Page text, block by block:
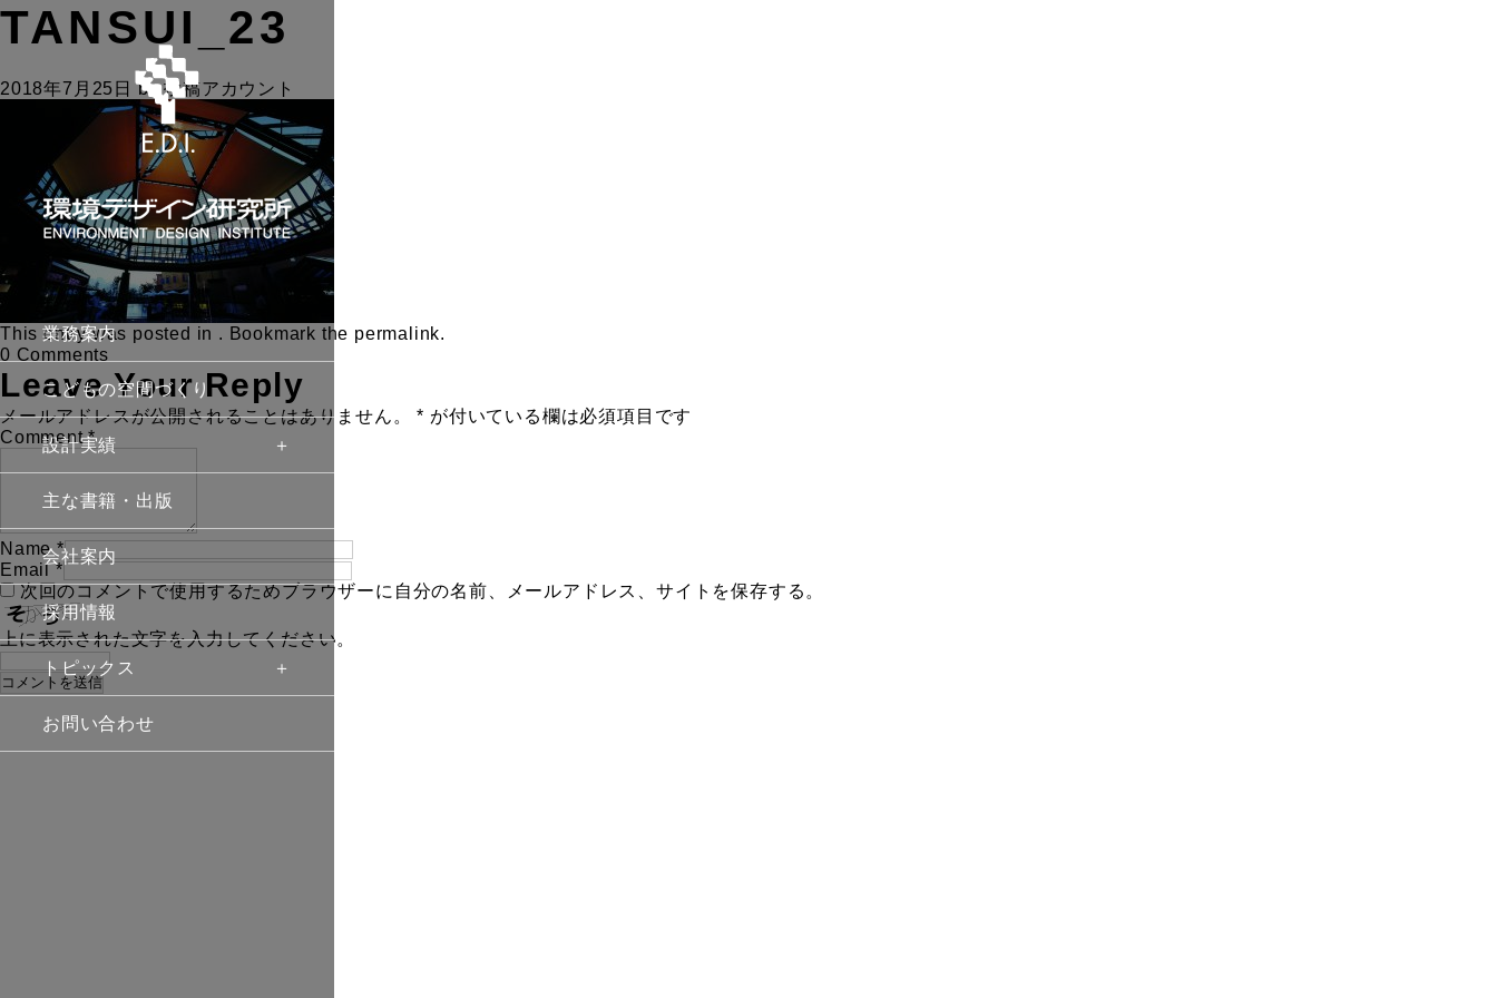
業務案内
こどもの空間づくり
設計実績
主な書籍・出版
会社案内
採用情報
トピックス
お問い合わせ
TANSUI_23
2018年7月25日 by投稿アカウント
This entry was posted in . Bookmark the permalink.
0 Comments
Leave Your Reply
メールアドレスが公開されることはありません。 * が付いている欄は必須項目です
Comment *
Name *
Email *
次回のコメントで使用するためブラウザーに自分の名前、メールアドレス、サイトを保存する。
上に表示された文字を入力してください。